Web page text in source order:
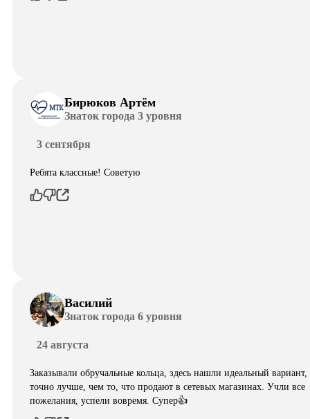
Бирюков Артём
Знаток города 3 уровня
3 сентября
Ребята классные! Советую
Василий
Знаток города 6 уровня
24 августа
Заказывали обручальные кольца, здесь нашли идеальный вариант,
точно лучше, чем то, что продают в сетевых магазинах. Учли все
пожелания, успели вовремя. Супер👍